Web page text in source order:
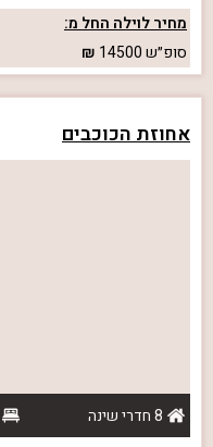
מחיר לוילה החל מ:
סופ״ש14500
אחוזת הכוכבים
8 חדרי שינה